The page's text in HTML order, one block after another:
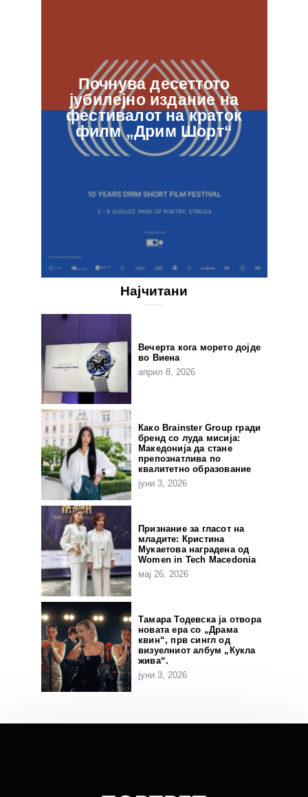
Почнува десеттото
јубилејно издание на
фестивалот на краток
филм „Дрим Шорт“
Најчитани
Вечерта кога морето дојде
во Виена
април 8, 2026
Како Brainster Group гради
бренд со луда мисија:
Македонија да стане
препознатлива по
квалитетно образование
јуни 3, 2026
Признание за гласот на
младите: Кристина
Мукаетова наградена од
Women in Tech Macedonia
мај 26, 2026
Тамара Тодевска ја отвора
новата ера со „Драма
квин“, прв сингл од
визуелниот албум „Кукла
жива“.
јуни 3, 2026